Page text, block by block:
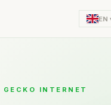
EN
INTERNET